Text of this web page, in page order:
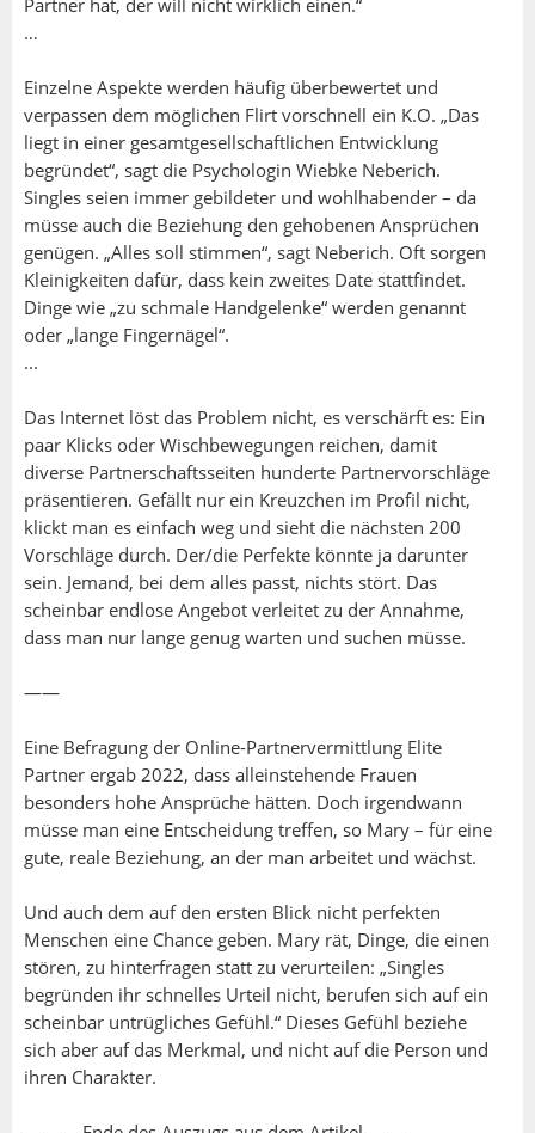
Partner hat, der will nicht wirklich einen.“
…
Einzelne Aspekte werden häufig überbewertet und
verpassen dem möglichen Flirt vorschnell ein K.O. „Das
liegt in einer gesamtgesellschaftlichen Entwicklung
begründet“, sagt die Psychologin Wiebke Neberich.
Singles seien immer gebildeter und wohlhabender – da
müsse auch die Beziehung den gehobenen Ansprüchen
genügen. „Alles soll stimmen“, sagt Neberich. Oft sorgen
Kleinigkeiten dafür, dass kein zweites Date stattfindet.
Dinge wie „zu schmale Handgelenke“ werden genannt
oder „lange Fingernägel“.
...
Das Internet löst das Problem nicht, es verschärft es: Ein
paar Klicks oder Wischbewegungen reichen, damit
diverse Partnerschaftsseiten hunderte Partnervorschläge
präsentieren. Gefällt nur ein Kreuzchen im Profil nicht,
klickt man es einfach weg und sieht die nächsten 200
Vorschläge durch. Der/die Perfekte könnte ja darunter
sein. Jemand, bei dem alles passt, nichts stört. Das
scheinbar endlose Angebot verleitet zu der Annahme,
dass man nur lange genug warten und suchen müsse.
——
Eine Befragung der Online-Partnervermittlung Elite
Partner ergab 2022, dass alleinstehende Frauen
besonders hohe Ansprüche hätten. Doch irgendwann
müsse man eine Entscheidung treffen, so Mary – für eine
gute, reale Beziehung, an der man arbeitet und wächst.
Und auch dem auf den ersten Blick nicht perfekten
Menschen eine Chance geben. Mary rät, Dinge, die einen
stören, zu hinterfragen statt zu verurteilen: „Singles
begründen ihr schnelles Urteil nicht, berufen sich auf ein
scheinbar untrügliches Gefühl.“ Dieses Gefühl beziehe
sich aber auf das Merkmal, und nicht auf die Person und
ihren Charakter.